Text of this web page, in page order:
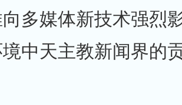
多媒体新技术强烈
中天主教新闻界的